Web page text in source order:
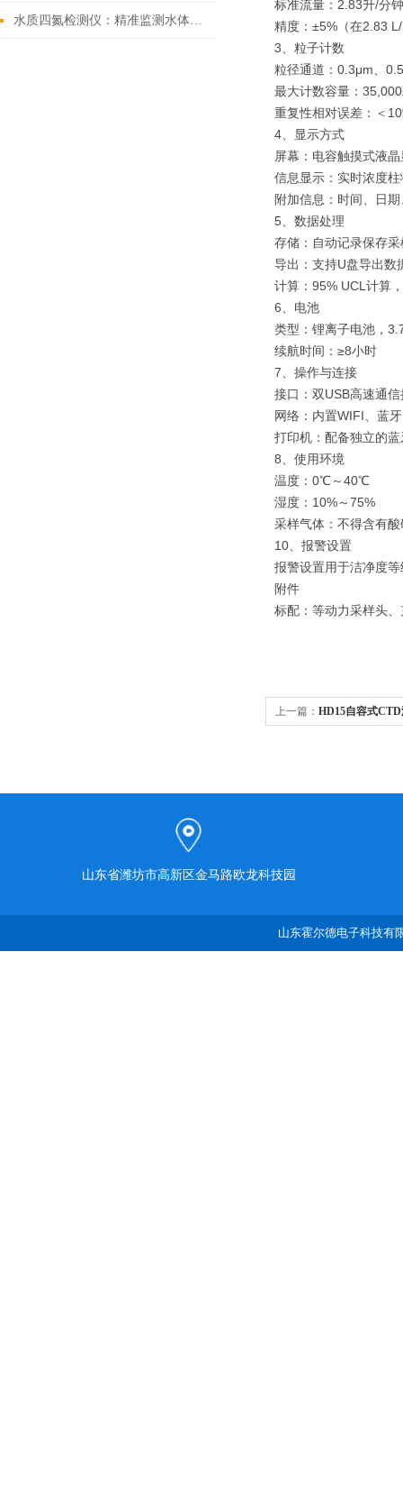
水质四氮检测仪：精准监测水体氮素污染，赋能环境治理新利器
标准流量：2.83升/分
精度：±5%（在2.83
3、粒子计数
粒径通道：0.3μm、
最大计数容量：
重复性相对误差：＜
4、显示方式
屏幕：电容触摸式液
信息显示：实时浓度
附加信息：时间、日
5、数据处理
存储：自动记录保存
导出：支持U盘导出数
计算：95% UCL计算
6、电池
类型：锂离子电池，
续航时间：≥8小时
7、操作与连接
接口：双USB高速通
网络：内置WIFI、蓝
打印机：配备独立的
8、使用环境
温度：0℃～40℃
湿度：10%～75%
采样气体：不得含有
10、报警设置
报警设置用于洁净度
附件
标配：等动力采样头
上一篇： HD15自容式
山东省潍坊市高新区金马路欧龙科技园
山东霍尔德电子科技有